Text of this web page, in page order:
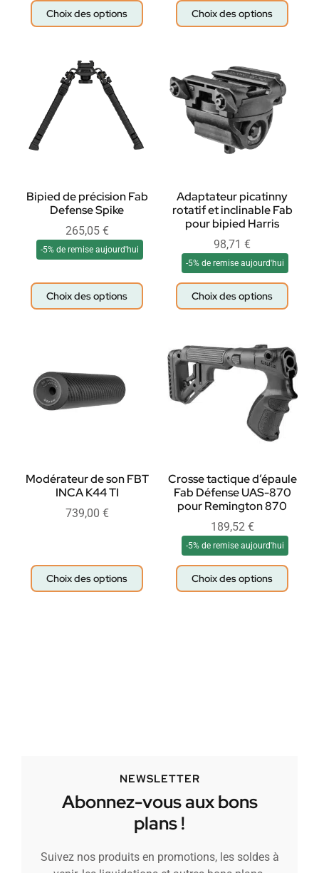
Choix des options Choix des options
Bipied de précision Fab
Defense Spike
265,05 €
-5% de remise aujourd'hui
Choix des options
Adaptateur picatinny
rotatif et inclinable Fab
pour bipied Harris
98,71 €
-5% de remise aujourd'hui
Choix des options
Modérateur de son FBT
INCA K44 TI
739,00 €
Choix des options
Crosse tactique d’épaule
Fab Défense UAS-870
pour Remington 870
189,52 €
-5% de remise aujourd'hui
Choix des options
NEWSLETTER
Abonnez-vous aux bons
plans !
Suivez nos produits en promotions, les soldes à